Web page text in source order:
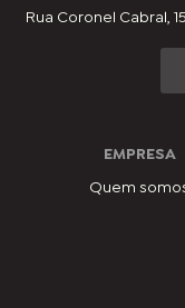
Rua Coronel Cabral,
EMPRESA
Quem